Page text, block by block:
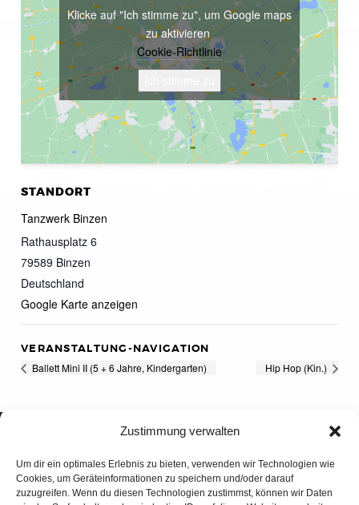
Zustimmung verwalten
Um dir ein optimales Erlebnis zu bieten, verwenden wir Technologien wie
Cookies, um Geräteinformationen zu speichern und/oder darauf
zuzugreifen. Wenn du diesen Technologien zustimmst, können wir Daten
STANDORT
Tanzwerk Binzen
Rathausplatz 6
79589 Binzen
Deutschland
Google Karte anzeigen
Klicke auf "Ich stimme zu", um Google maps
zu aktivieren
Cookie-Richtlinie
VERANSTALTUNG-NAVIGATION
Ballett Mini II (5 + 6 Jahre, Kindergarten) Hip Hop (Kin.)